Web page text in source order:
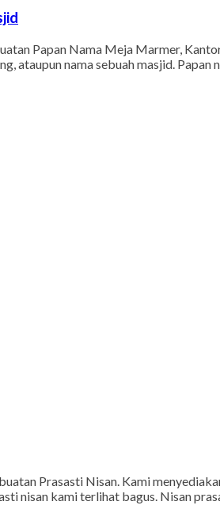
Papan Nama Meja Marmer,
ataupun nama sebuah masjid.
Prasasti Nisan. Kami
nisan kami terlihat bagus. Nisan